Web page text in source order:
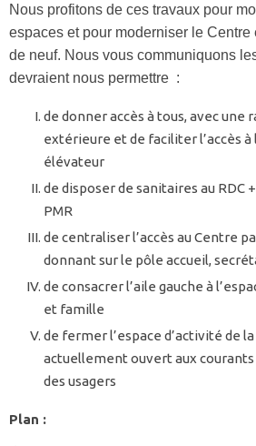
Nous profitons de ces travaux pour
espaces et pour moderniser le
de neuf. Nous vous communiquons
devraient nous permettre :
de donner accès à tous, avec une
extérieure et de faciliter l’accès à
élévateur
de disposer de sanitaires au RDC
PMR
de centraliser l’accès au Centre
donnant sur le pôle accueil,
de consacrer l’aile gauche à
et famille
de fermer l’espace d’activité de
actuellement ouvert aux courants
des usagers
Plan :